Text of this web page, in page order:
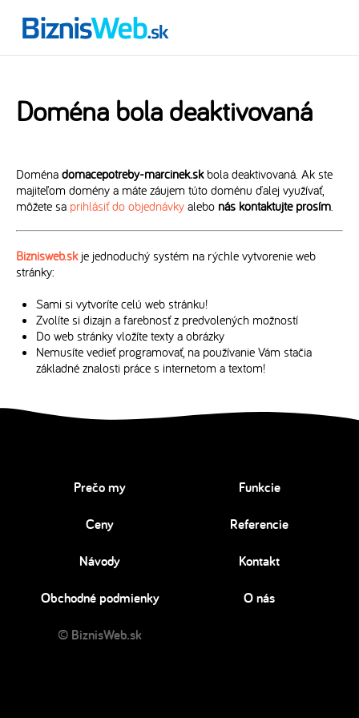
Doména bola deaktivovaná
Doména domacepotreby-marcinek.skbola deaktivovaná. Ak ste
majiteľom domény a máte záujem túto doménu ďalej využívať,
môžete sa prihlásiť do objednávky alebo nás kontaktujte prosím.
Biznisweb.skje jednoduchý systém na rýchle vytvorenie web
stránky:
Sami si vytvoríte celú web stránku!
Zvolíte si dizajn a farebnosť z predvolených možností
Do web stránky vložíte texty a obrázky
Nemusíte vedieť programovať, na používanie Vám stačia
základné znalosti práce s internetom a textom!
Prečo my Funkcie
Ceny Referencie
Návody Kontakt
Obchodné podmienky O nás
© BiznisWeb.sk